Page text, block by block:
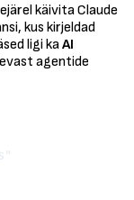
käivita Claude
kus kirjeldad
ligi kaAI
agentide